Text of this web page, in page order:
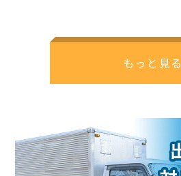
もっと見る